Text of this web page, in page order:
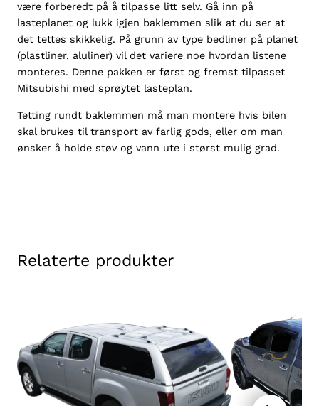
i
t
s
u
b
i
L
6
1
a
n
være forberedt på å tilpasse litt selv. Gå inn på
lasteplanet og lukk igjen baklemmen slik at du ser at
det tettes skikkelig. På grunn av type bedliner på planet
(plastliner, aluliner) vil det variere noe hvordan listene
monteres. Denne pakken er først og fremst tilpasset
Mitsubishi med sprøytet lasteplan.
Tetting rundt baklemmen må man montere hvis bilen
skal brukes til transport av farlig gods, eller om man
ønsker å holde støv og vann ute i størst mulig grad.
Relaterte produkter